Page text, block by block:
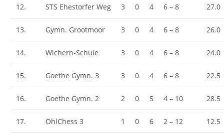
12. STS Ehestorfer Weg 3 0 4 6 – 8 27.0
13. Gymn. Grootmoor 3 0 4 6 – 8 26.0
14. Wichern-Schule 3 0 4 6 – 8 24.0
15. Goethe Gymn. 3 3 0 4 6 – 8 22.5
16. Goethe Gymn. 2 2 0 5 4 – 10 28.5
17. OhlChess 3 1 0 6 2 – 12 12.5